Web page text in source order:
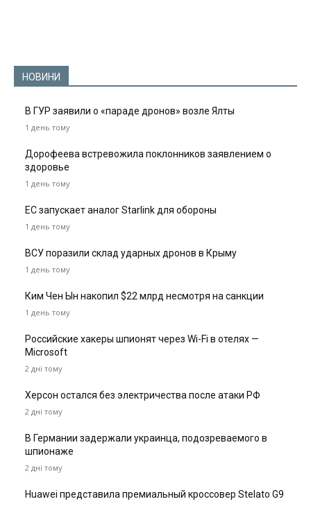
НОВИНИ
В ГУР заявили о «параде дронов» возле Ялты
1 день тому
Дорофеева встревожила поклонников заявлением о
здоровье
1 день тому
ЕС запускает аналог Starlink для обороны
1 день тому
ВСУ поразили склад ударных дронов в Крыму
1 день тому
Ким Чен Ын накопил $22 млрд несмотря на санкции
1 день тому
Российские хакеры шпионят через Wi-Fi в отелях —
Microsoft
2 дні тому
Херсон остался без электричества после атаки РФ
2 дні тому
В Германии задержали украинца, подозреваемого в
шпионаже
2 дні тому
Huawei представила премиальный кроссовер Stelato G9